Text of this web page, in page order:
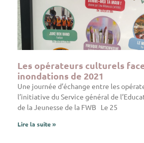
Les opérateurs culturels
inondations de 2021
Une journée d’échange entre les
l’initiative du Service général de
de la Jeunesse de la FWB Le 25
Lire la suite »